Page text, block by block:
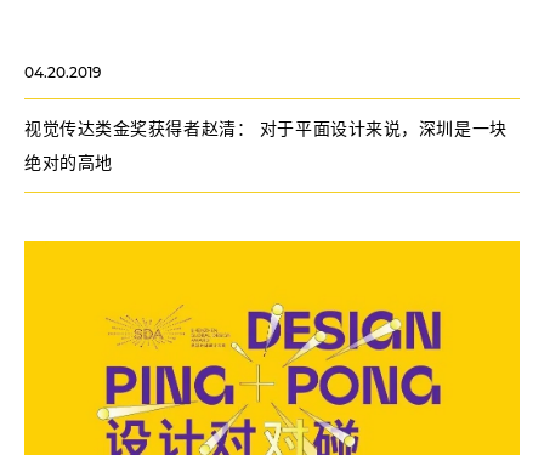
04.20.2019
视觉传达类金奖获得者赵清： 对于平面设计来说，深圳是一块
绝对的高地